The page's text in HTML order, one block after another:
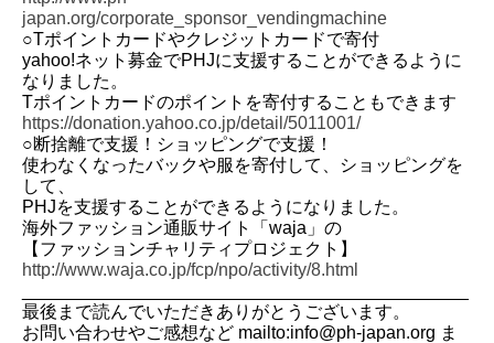
japan.org/corporate_sponsor_vendingmachine
○Tポイントカードやクレジットカードで寄付
yahoo!ネット募金でPHJに支援することができるように
なりました。
Tポイントカードのポイントを寄付することもできます
https://donation.yahoo.co.jp/detail/5011001/
○断捨離で支援！ショッピングで支援！
使わなくなったバックや服を寄付して、ショッピングを
して、
PHJを支援することができるようになりました。
海外ファッション通販サイト「waja」の
【ファッションチャリティプロジェクト】
http://www.waja.co.jp/fcp/npo/activity/8.html
最後まで読んでいただきありがとうございます。
お問い合わせやご感想など mailto:info@ph-japan.org ま